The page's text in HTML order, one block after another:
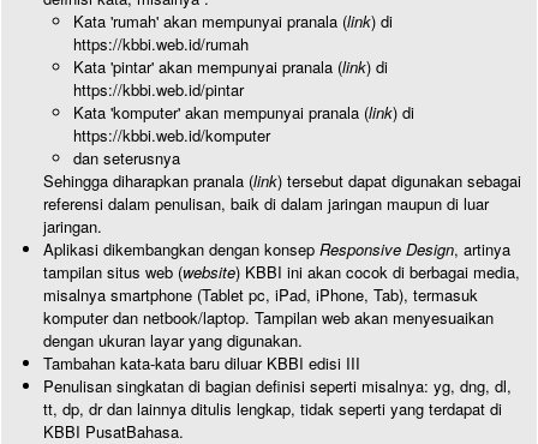
Kata 'rumah' akan mempunyai pranala (link) di
https://kbbi.web.id/rumah
Kata 'pintar' akan mempunyai pranala (link) di
https://kbbi.web.id/pintar
Kata 'komputer' akan mempunyai pranala (link) di
https://kbbi.web.id/komputer
dan seterusnya
Sehingga diharapkan pranala (link) tersebut dapat digunakan sebagai
referensi dalam penulisan, baik di dalam jaringan maupun di luar
jaringan.
Aplikasi dikembangkan dengan konsep Responsive Design, artinya
tampilan situs web (website) KBBI ini akan cocok di berbagai media,
misalnya smartphone (Tablet pc, iPad, iPhone, Tab), termasuk
komputer dan netbook/laptop. Tampilan web akan menyesuaikan
dengan ukuran layar yang digunakan.
Tambahan kata-kata baru diluar KBBI edisi III
Penulisan singkatan di bagian definisi seperti misalnya: yg, dng, dl,
tt, dp, dr dan lainnya ditulis lengkap, tidak seperti yang terdapat di
KBBI PusatBahasa.